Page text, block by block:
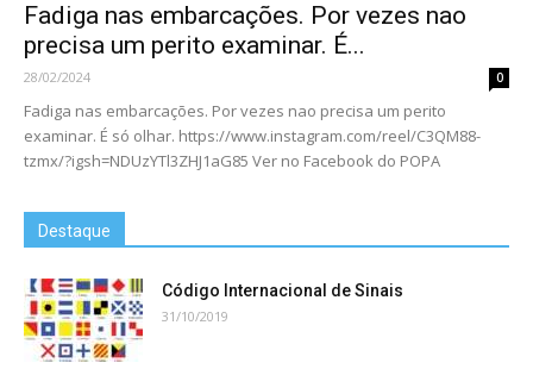
Fadiga nas embarcações. Por vezes nao
precisa um perito examinar. É...
28/02/2024 0
Fadiga nas embarcações. Por vezes nao precisa um perito
examinar. É só olhar. https://www.instagram.com/reel/C3QM88-
tzmx/?igsh=NDUzYTl3ZHJ1aG85 Ver no Facebook do POPA
Destaque
Código Internacional de Sinais
31/10/2019